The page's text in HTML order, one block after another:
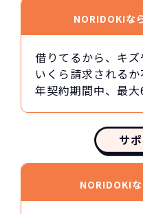
NORIDOKIな
借りてるから、キズ
いくら請求される
年契約期間中、最大
サ
NORIDOKIな